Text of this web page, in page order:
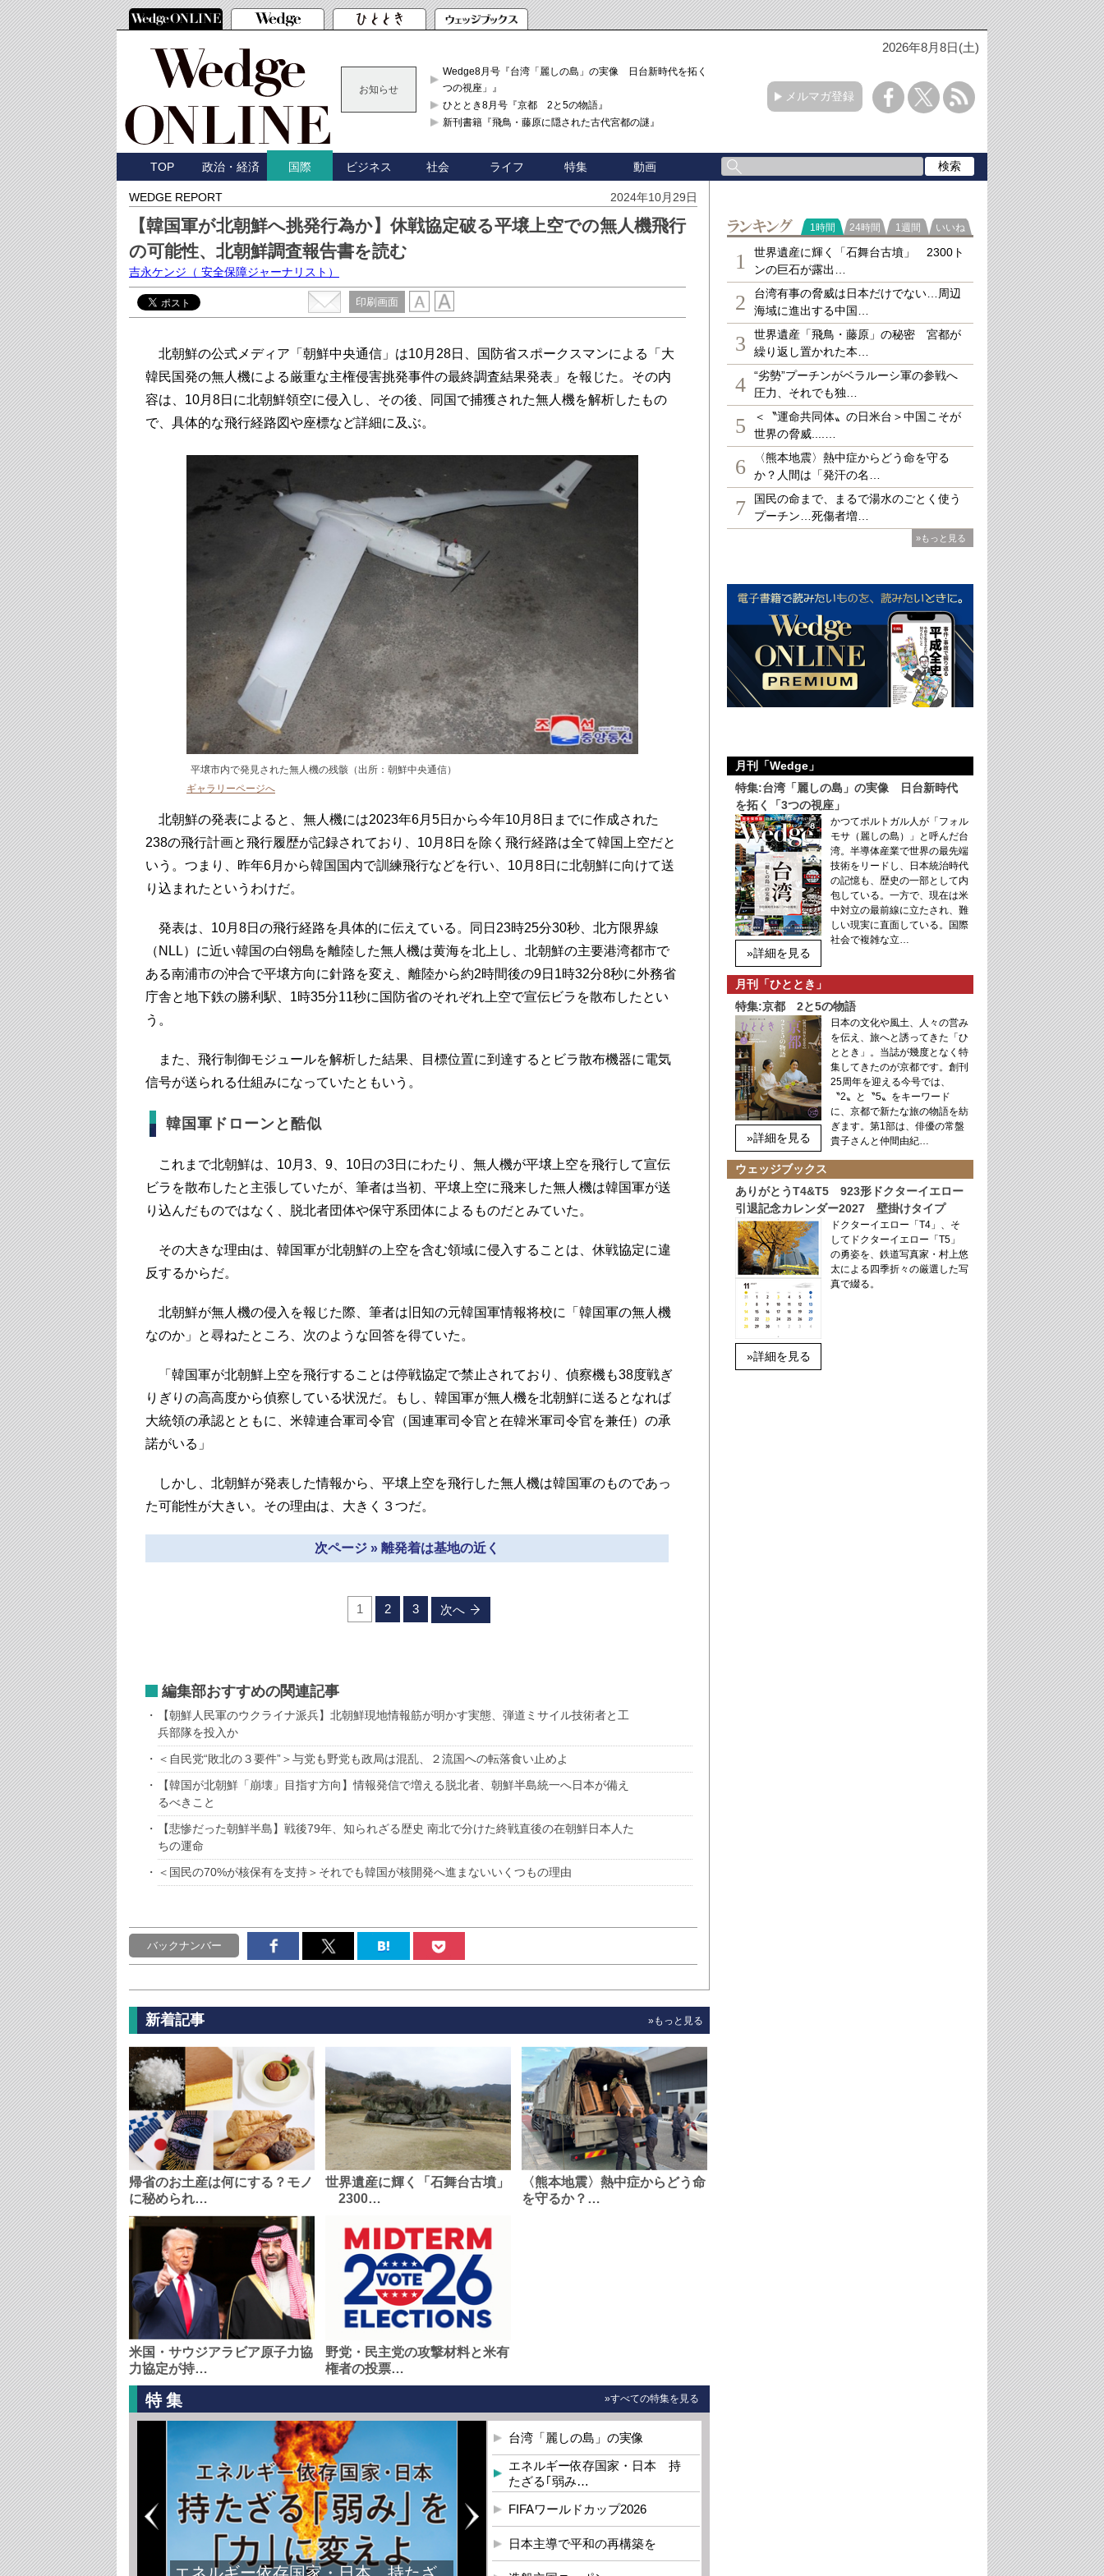
2026年8月8日(土)
お知らせ
Wedge8月号『台湾「麗しの島」の実像 日台新時代を拓く「3
つの視座」』
ひととき8月号『京都 2と5の物語』
新刊書籍『飛鳥・藤原に隠された古代宮都の謎』
メルマガ登録
TOP 政治・経済 国際 ビジネス 社会 ライフ 特集 動画
WEDGE REPORT 2024年10月29日
【韓国軍が北朝鮮へ挑発行為か】休戦協定破る平壌上空での無人機飛行
の可能性、北朝鮮調査報告書を読む
吉永ケンジ （ 安全保障ジャーナリスト）
印刷画面
北朝鮮の公式メディア「朝鮮中央通信」は10月28日、国防省スポークスマンによる「大
韓民国発の無人機による厳重な主権侵害挑発事件の最終調査結果発表」を報じた。その内
容は、10月8日に北朝鮮領空に侵入し、その後、同国で捕獲された無人機を解析したもの
で、具体的な飛行経路図や座標など詳細に及ぶ。
平壌市内で発見された無人機の残骸（出所：朝鮮中央通信）
ギャラリーページへ
北朝鮮の発表によると、無人機には2023年6月5日から今年10月8日までに作成された
238の飛行計画と飛行履歴が記録されており、10月8日を除く飛行経路は全て韓国上空だと
いう。つまり、昨年6月から韓国国内で訓練飛行などを行い、10月8日に北朝鮮に向けて送
り込まれたというわけだ。
発表は、10月8日の飛行経路を具体的に伝えている。同日23時25分30秒、北方限界線
（NLL）に近い韓国の白翎島を離陸した無人機は黄海を北上し、北朝鮮の主要港湾都市で
ある南浦市の沖合で平壌方向に針路を変え、離陸から約2時間後の9日1時32分8秒に外務省
庁舎と地下鉄の勝利駅、1時35分11秒に国防省のそれぞれ上空で宣伝ビラを散布したとい
う。
また、飛行制御モジュールを解析した結果、目標位置に到達するとビラ散布機器に電気
信号が送られる仕組みになっていたともいう。
韓国軍ドローンと酷似
これまで北朝鮮は、10月3、9、10日の3日にわたり、無人機が平壌上空を飛行して宣伝
ビラを散布したと主張していたが、筆者は当初、平壌上空に飛来した無人機は韓国軍が送
り込んだものではなく、脱北者団体や保守系団体によるものだとみていた。
その大きな理由は、韓国軍が北朝鮮の上空を含む領域に侵入することは、休戦協定に違
反するからだ。
北朝鮮が無人機の侵入を報じた際、筆者は旧知の元韓国軍情報将校に「韓国軍の無人機
なのか」と尋ねたところ、次のような回答を得ていた。
「韓国軍が北朝鮮上空を飛行することは停戦協定で禁止されており、偵察機も38度戦ぎ
りぎりの高高度から偵察している状況だ。もし、韓国軍が無人機を北朝鮮に送るとなれば
大統領の承認とともに、米韓連合軍司令官（国連軍司令官と在韓米軍司令官を兼任）の承
諾がいる」
しかし、北朝鮮が発表した情報から、平壌上空を飛行した無人機は韓国軍のものであっ
た可能性が大きい。その理由は、大きく３つだ。
次ページ » 離発着は基地の近く
1 2 3 次へ
編集部おすすめの関連記事
【朝鮮人民軍のウクライナ派兵】北朝鮮現地情報筋が明かす実態、弾道ミサイル技術者と工
兵部隊を投入か
＜自民党“敗北の３要件”＞与党も野党も政局は混乱、２流国への転落食い止めよ
【韓国が北朝鮮「崩壊」目指す方向】情報発信で増える脱北者、朝鮮半島統一へ日本が備え
るべきこと
【悲惨だった朝鮮半島】戦後79年、知られざる歴史 南北で分けた終戦直後の在朝鮮日本人た
ちの運命
＜国民の70%が核保有を支持＞それでも韓国が核開発へ進まないいくつもの理由
バックナンバー
新着記事 »もっと見る
帰省のお土産は何にする？モノ
に秘められ…
世界遺産に輝く「石舞台古墳」
2300…
〈熊本地震〉熱中症からどう命
を守るか？…
米国・サウジアラビア原子力協
力協定が持…
野党・民主党の攻撃材料と米有
権者の投票…
特集 »すべての特集を見る
台湾「麗しの島」の実像
エネルギー依存国家・日本 持
たざる｢弱み…
FIFAワールドカップ2026
日本主導で平和の再構築を
ランキング
1時間 24時間 1週間 いいね
1
世界遺産に輝く「石舞台古墳」 2300ト
ンの巨石が露出…
2
台湾有事の脅威は日本だけでない…周辺
海域に進出する中国…
3
世界遺産「飛鳥・藤原」の秘密 宮都が
繰り返し置かれた本…
4
“劣勢”プーチンがベラルーシ軍の参戦へ
圧力、それでも独…
5
＜〝運命共同体〟の日米台＞中国こそが
世界の脅威....…
6
〈熊本地震〉熱中症からどう命を守る
か？人間は「発汗の名…
7
国民の命まで、まるで湯水のごとく使う
プーチン…死傷者増…
»もっと見る
月刊「Wedge」
特集:台湾「麗しの島」の実像 日台新時代
を拓く「3つの視座」
»詳細を見る
かつてポルトガル人が「フォル
モサ（麗しの島）」と呼んだ台
湾。半導体産業で世界の最先端
技術をリードし、日本統治時代
の記憶も、歴史の一部として内
包している。一方で、現在は米
中対立の最前線に立たされ、難
しい現実に直面している。国際
社会で複雑な立…
月刊「ひととき」
特集:京都 2と5の物語
»詳細を見る
日本の文化や風土、人々の営み
を伝え、旅へと誘ってきた「ひ
ととき」。当誌が幾度となく特
集してきたのが京都です。創刊
25周年を迎える今号では、
〝2〟と〝5〟をキーワード
に、京都で新たな旅の物語を紡
ぎます。第1部は、俳優の常盤
貴子さんと仲間由紀…
ウェッジブックス
ありがとうT4&T5 923形ドクターイエロー
引退記念カレンダー2027 壁掛けタイプ
»詳細を見る
ドクターイエロー「T4」、そ
してドクターイエロー「T5」
の勇姿を、鉄道写真家・村上悠
太による四季折々の厳選した写
真で綴る。